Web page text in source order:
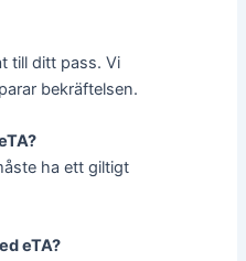
till ditt pass. Vi
bekräftelsen.
ha ett giltigt
eTA?